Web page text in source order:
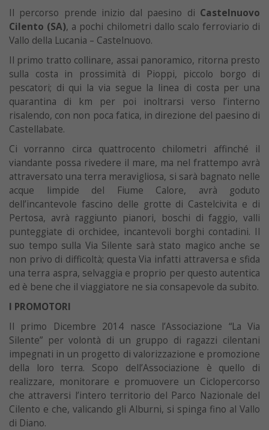
Il percorso prende inizio dal paesino di Castelnuovo
Cilento (SA), a pochi chilometri dallo scalo ferroviario di
Vallo della Lucania – Castelnuovo.
Il primo tratto collinare, assai panoramico, ritorna presto
sulla costa in prossimità di Pioppi, piccolo borgo di
pescatori; di qui la via segue la linea di costa per una
quarantina di km per poi inoltrarsi verso l’interno
risalendo, con non poca fatica, in direzione del paesino di
Castellabate.
Ci vorranno circa quattrocento chilometri affinché il
viandante possa rivedere il mare, ma nel frattempo avrà
attraversato una terra meravigliosa, si sarà bagnato nelle
acque limpide del Fiume Calore, avrà goduto
dell’incantevole fascino delle grotte di Castelcivita e di
Pertosa, avrà raggiunto pianori, boschi di faggio, valli
punteggiate di orchidee, incantevoli borghi contadini. Il
suo tempo sulla Via Silente sarà stato magico anche se
non privo di difficoltà; questa Via infatti attraversa e sfida
una terra aspra, selvaggia e proprio per questo autentica
ed è bene che il viaggiatore ne sia consapevole da subito.
I PROMOTORI
Il primo Dicembre 2014 nasce l’Associazione “La Via
Silente” per volontà di un gruppo di ragazzi cilentani
impegnati in un progetto di valorizzazione e promozione
della loro terra. Scopo dell’Associazione è quello di
realizzare, monitorare e promuovere un Ciclopercorso
che attraversi l’intero territorio del Parco Nazionale del
Cilento e che, valicando gli Alburni, si spinga fino al Vallo
di Diano.